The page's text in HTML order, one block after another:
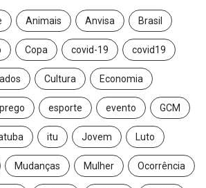
Animais Anvisa Brasil
Copa covid-19 covid19
Cultura Economia
esporte evento GCM
itu Jovem Luto
Mudanças Mulher Ocorrência